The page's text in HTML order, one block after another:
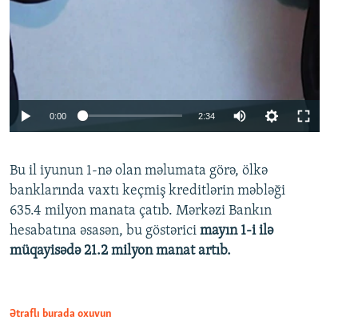
0:00 2:34
360p
480p
720p
Bu il iyunun 1-nə olan məlumata görə, ölkə
banklarında vaxtı keçmiş kreditlərin məbləği
635.4 milyon manata çatıb. Mərkəzi Bankın
hesabatına əsasən, bu göstərici mayın 1-i ilə
müqayisədə 21.2 milyon manat artıb.
Ətraflı burada oxuyun